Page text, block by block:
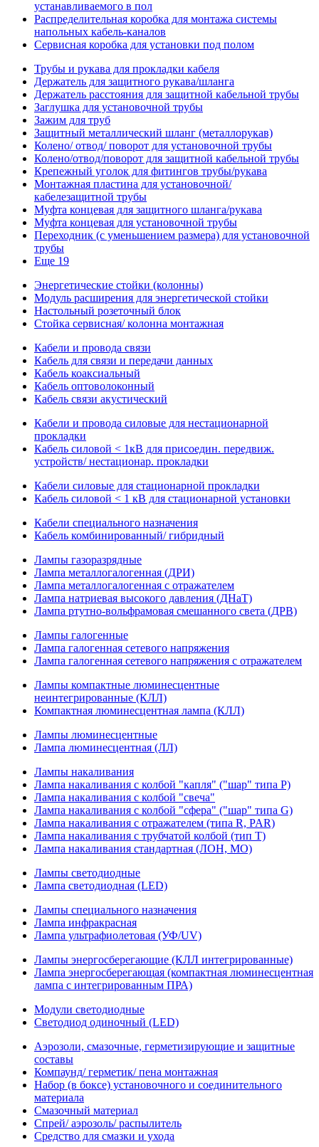
устанавливаемого в пол
Распределительная коробка для монтажа системы
напольных кабель-каналов
Сервисная коробка для установки под полом
Трубы и рукава для прокладки кабеля
Держатель для защитного рукава/шланга
Держатель расстояния для защитной кабельной трубы
Заглушка для установочной трубы
Зажим для труб
Защитный металлический шланг (металлорукав)
Колено/ отвод/ поворот для установочной трубы
Колено/отвод/поворот для защитной кабельной трубы
Крепежный уголок для фитингов трубы/рукава
Монтажная пластина для установочной/
кабелезащитной трубы
Муфта концевая для защитного шланга/рукава
Муфта концевая для установочной трубы
Переходник (с уменьшением размера) для установочной
трубы
Еще 19
Энергетические стойки (колонны)
Модуль расширения для энергетической стойки
Настольный розеточный блок
Стойка сервисная/ колонна монтажная
Кабели и провода связи
Кабель для связи и передачи данных
Кабель коаксиальный
Кабель оптоволоконный
Кабель связи акустический
Кабели и провода силовые для нестационарной
прокладки
Кабель силовой < 1кВ для присоедин. передвиж.
устройств/ нестационар. прокладки
Кабели силовые для стационарной прокладки
Кабель силовой < 1 кВ для стационарной установки
Кабели специального назначения
Кабель комбинированный/ гибридный
Лампы газоразрядные
Лампа металлогалогенная (ДРИ)
Лампа металлогалогенная с отражателем
Лампа натриевая высокого давления (ДНаТ)
Лампа ртутно-вольфрамовая смешанного света (ДРВ)
Лампы галогенные
Лампа галогенная сетевого напряжения
Лампа галогенная сетевого напряжения с отражателем
Лампы компактные люминесцентные
неинтегрированные (КЛЛ)
Компактная люминесцентная лампа (КЛЛ)
Лампы люминесцентные
Лампа люминесцентная (ЛЛ)
Лампы накаливания
Лампа накаливания с колбой "капля" ("шар" типа P)
Лампа накаливания с колбой "свеча"
Лампа накаливания с колбой "сфера" ("шар" типа G)
Лампа накаливания с отражателем (типа R, PAR)
Лампа накаливания с трубчатой колбой (тип T)
Лампа накаливания стандартная (ЛОН, МО)
Лампы светодиодные
Лампа светодиодная (LED)
Лампы специального назначения
Лампа инфракрасная
Лампа ультрафиолетовая (УФ/UV)
Лампы энергосберегающие (КЛЛ интегрированные)
Лампа энергосберегающая (компактная люминесцентная
лампа с интегрированным ПРА)
Модули светодиодные
Светодиод одиночный (LED)
Аэрозоли, смазочные, герметизирующие и защитные
составы
Компаунд/ герметик/ пена монтажная
Набор (в боксе) установочного и соединительного
материала
Смазочный материал
Спрей/ аэрозоль/ распылитель
Средство для смазки и ухода